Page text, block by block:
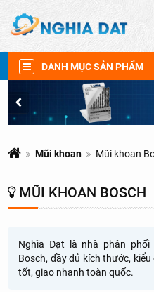
DANH MỤC SẢN PHẨM
Mũi khoan Mũi khoan
MŨI KHOAN BOSCH
Nghĩa Đạt là nhà phân
Bosch, đầy đủ kích thước,
tốt, giao nhanh toàn quốc.